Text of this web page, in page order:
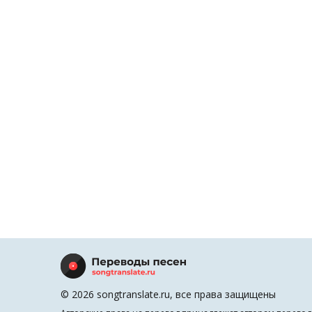
© 2026 songtranslate.ru, все права защищены